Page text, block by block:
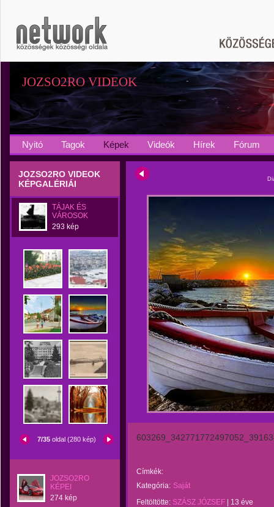
JOZSO2RO VIDEOK
Nyitó Tagok Képek Videók Hírek Fórum
JOZSO2RO VIDEOK
KÉPGALÉRIÁI
TÁJAK ÉS
VÁROSOK
293 kép
7/35 oldal (280 kép)
JOZSO2RO
KÉPEI
274 kép
Címkék:
Kategória: Saját
Feltöltötte: SZÁSZ JÓZSEF
13 éve